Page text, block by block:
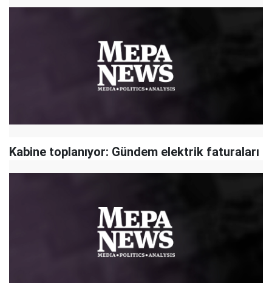
Kabine toplanıyor: Gündem elektrik faturaları